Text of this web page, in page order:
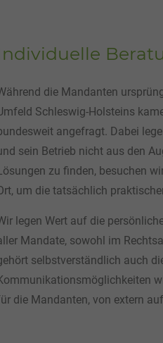
die Mandanten
Schleswig-Holsteins
angefragt. Dabei
sein Betrieb nicht aus den
zu finden, besuchen
um die tatsächlich
legen Wert auf die
Mandate, sowohl im
selbstverständlich auch
die Mandanten, von extern